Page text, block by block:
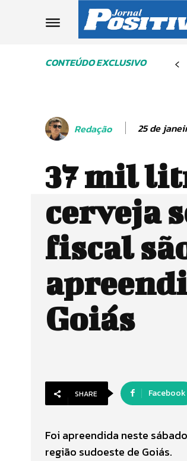
CONTEÚDO EXCLUSIVO
Redação 25 de
37 mil
cerveja
fiscal
Goiás
SHARE Facebook
Foi apreendida neste
região sudoeste de Goiás.